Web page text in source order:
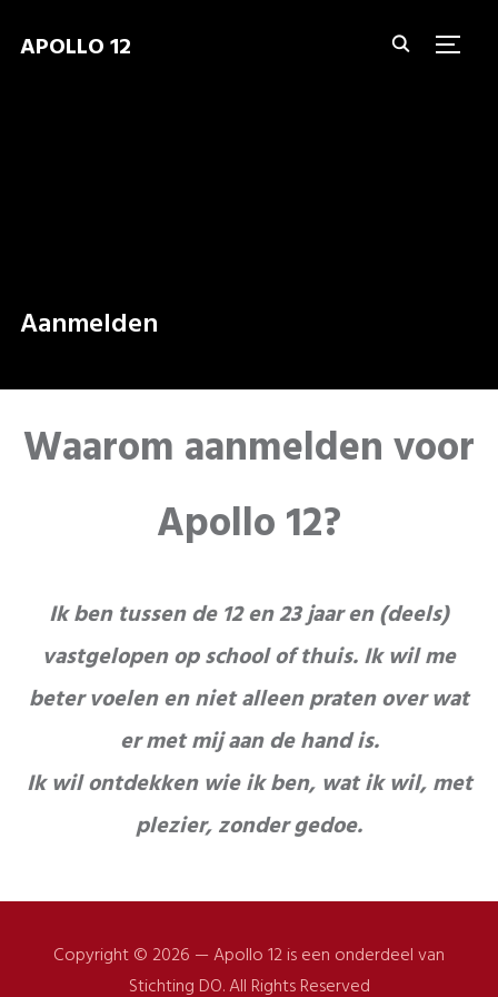
APOLLO 12
Aanmelden
Waarom aanmelden voor
Apollo 12?
Ik ben tussen de 12 en 23 jaar en (deels)
vastgelopen op school of thuis. Ik wil me
beter voelen en niet alleen praten over wat
ermet mij aan de hand is.
Ik wil ontdekken wie ik ben, wat ik wil, met
plezier, zonder gedoe.
Copyright © 2026 — Apollo 12 is een onderdeel van
Stichting DO. All Rights Reserved